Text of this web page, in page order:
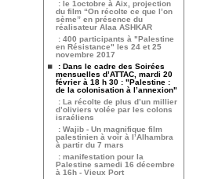
: le 1octobre à Aix, projection
du film “On récolte ce que l’on
sème” en présence du
réalisateur Alaa ASHKAR
: 400 participants à "Palestine
en Résistance" les 24 et 25
novembre 2017
: Dans le cadre des Soirées
mensuelles d’ATTAC, mardi 20
février à 18 h 30 : "Palestine :
de la colonisation à l’annexion"
: La récolte de plus d’un millier
d’oliviers volée par les colons
israéliens
: Wajib - Un magnifique film
palestinien à voir à l’Alhambra
à partir du 7 mars
: manifestation pour la
Palestine samedi 16 décembre
à 16h - Vieux Port